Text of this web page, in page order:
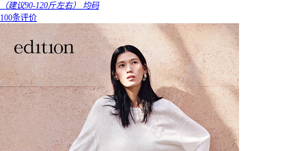
（建议90-120斤左右） 均码
100条评价